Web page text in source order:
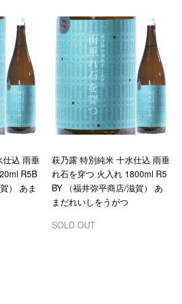
仕込 雨垂
R5B
） あま
萩乃露 特別純米 十水仕込 雨垂
れ石を穿つ 火入れ 1800ml R5
BY （福井弥平商店/滋賀） あ
まだれいしをうがつ
SOLD OUT